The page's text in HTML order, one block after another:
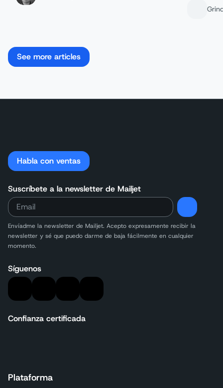
See more articles
Habla con ventas
Suscríbete a la newsletter de Mailjet
Envíadme la newsletter de Mailjet. Acepto expresamente recibir la
newsletter y sé que puedo darme de baja fácilmente en cualquier
momento.
Síguenos
Confianza certificada
Plataforma